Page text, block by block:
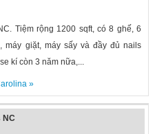
Tiệm rộng 1200 sqft, có 8 ghế, 6
máy giặt, máy sấy và đầy đủ nails
kí còn 3 năm nữa,...
»
NC